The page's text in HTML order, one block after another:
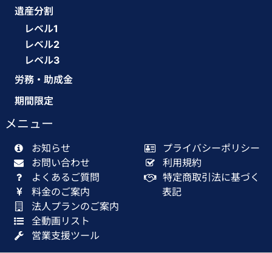
遺産分割
レベル1
レベル2
レベル3
労務・助成金
期間限定
メニュー
お知らせ
お問い合わせ
よくあるご質問
料金のご案内
法人プランのご案内
全動画リスト
営業支援ツール
プライバシーポリシー
利用規約
特定商取引法に基づく
表記